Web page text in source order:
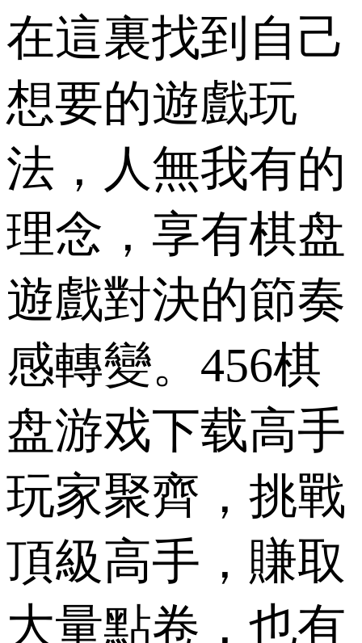
在這裏找到自己
想要的遊戲玩
法，人無我有的
理念，享有棋盘
遊戲對決的節奏
感轉變。456棋
盘游戏下载高手
玩家聚齊，挑戰
頂級高手，賺取
大量點卷，也有